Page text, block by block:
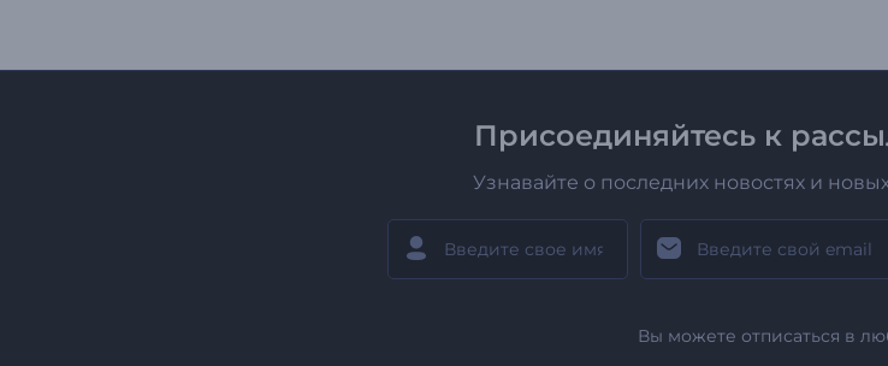
Присоединяйтесь к
Узнавайте о последних новостях и
Вы можете отписаться в